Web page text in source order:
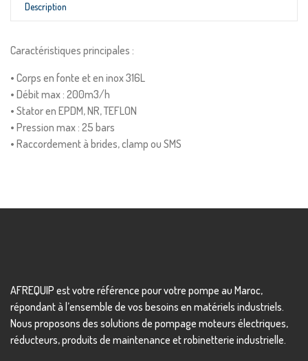
Description
Caractéristiques principales :
• Corps en fonte et en inox 316L
• Débit max : 200m3/h
• Stator en EPDM, NR, TEFLON
• Pression max : 25 bars
• Raccordement à brides, clamp ou SMS
AFREQUIP est votre référence pour votre pompe au Maroc,
répondant à l’ensemble de vos besoins en matériels industriels.
Nous proposons des solutions de pompage moteurs électriques,
réducteurs, produits de maintenance et robinetterie industrielle.